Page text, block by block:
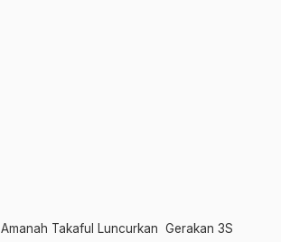
Amanah Takaful Luncurkan Gerakan 3S